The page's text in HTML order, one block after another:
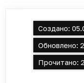
Создано:
Обновлено:
Прочитано: